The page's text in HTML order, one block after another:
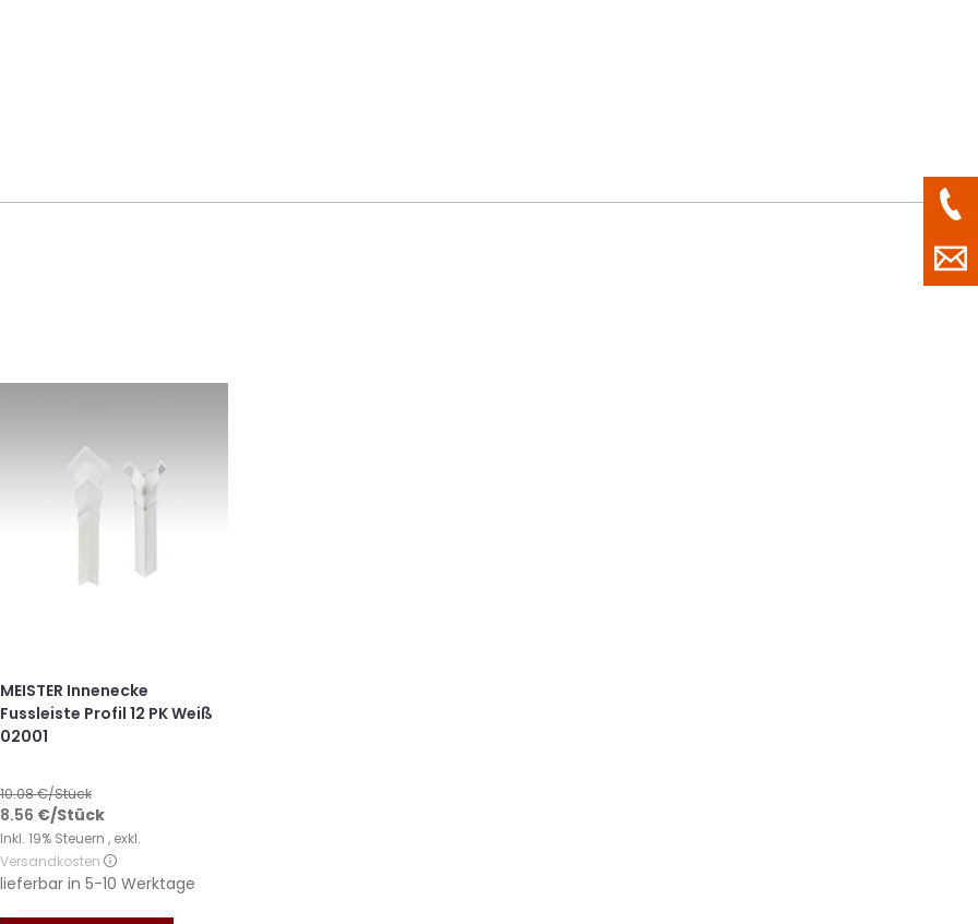
MEISTER Innenecke
Fussleiste Profil 12 PK Weiß
02001
10.08€/Stück
8.56 €/Stück
Inkl. 19% Steuern , exkl.
Versandkosten
lieferbar in 5-10 Werktage